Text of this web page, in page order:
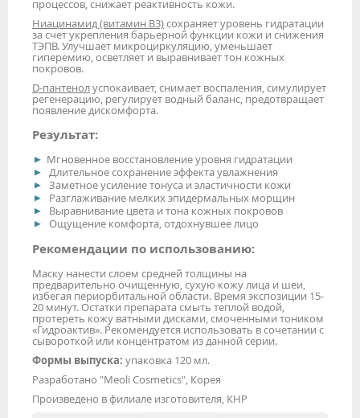
процессов, снижает реактивность кожи.
Ниацинамид (витамин В3)сохраняет уровень гидратации
за счет укрепления барьерной функции кожи и снижения
ТЭПВ. Улучшает микроциркуляцию, уменьшает
гиперемию, осветляет и выравнивает тон кожных
покровов.
D-пантенолуспокаивает, снимает воспаления, симулирует
регенерацию, регулирует водный баланс, предотвращает
появление дискомфорта.
Результат:
Мгновенное восстановление уровня гидратации
Длительное сохранение эффекта увлажнения
Заметное усиление тонуса и эластичности кожи
Разглаживание мелких эпидермальных морщин
Выравнивание цвета и тона кожных покровов
Ощущение комфорта, отдохнувшее лицо
Рекомендации по использованию:
Маску нанести слоем средней толщины на
предварительно очищенную, сухую кожу лица и шеи,
избегая периорбитальной области. Время экспозиции 15-
20 минут. Остатки препарата смыть теплой водой,
протереть кожу ватными дисками, смоченными тоником
«Гидроактив». Рекомендуется использовать в сочетании с
сывороткой или концентратом из данной серии.
Формы выпуска: упаковка 120 мл.
Разработано "Meoli Cosmetics", Корея
Произведено в филиале изготовителя, КНР